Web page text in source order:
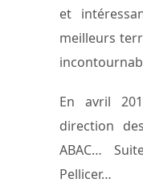
et
meilleurs
En avril
direction
ABAC…
Pellicer…